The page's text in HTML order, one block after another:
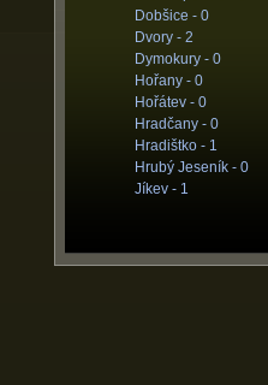
Dobšice - 0
Dvory - 2
Dymokury - 0
Hořany - 0
Hořátev - 0
Hradčany - 0
Hradištko - 1
Hrubý Jeseník - 0
Jíkev - 1